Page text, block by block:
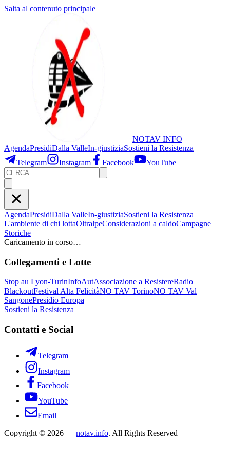
Salta al contenuto principale
NOTAV INFO
AgendaPresidiDalla ValleIn-giustiziaSostieni la Resistenza
Telegram
Instagram Facebook YouTube
AgendaPresidiDalla ValleIn-giustiziaSostieni la Resistenza
L'ambiente di chi lottaOltralpeConsiderazioni a caldoCampagne
Storiche
Caricamento in corso…
Collegamenti e Lotte
Stop au Lyon-TurinInfoAutAssociazione a ResistereRadio
BlackoutFestival Alta FelicitàNO TAV TorinoNO TAV Val
SangonePresidio Europa
Sostieni la Resistenza
Contatti e Social
Telegram
Instagram
Facebook
YouTube
Email
Copyright © 2026 — notav.info. All Rights Reserved